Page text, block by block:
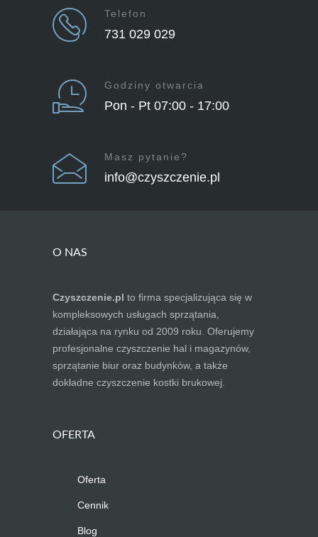
Telefon
731 029 029
Godziny otwarcia
Pon - Pt 07:00 - 17:00
Masz pytanie?
info@czyszczenie.pl
O NAS
Czyszczenie.pl to firma specjalizująca się w
kompleksowych usługach sprzątania,
działająca na rynku od 2009 roku. Oferujemy
profesjonalne czyszczenie hal i magazynów,
sprzątanie biur oraz budynków, a także
dokładne czyszczenie kostki brukowej.
OFERTA
Oferta
Cennik
Blog